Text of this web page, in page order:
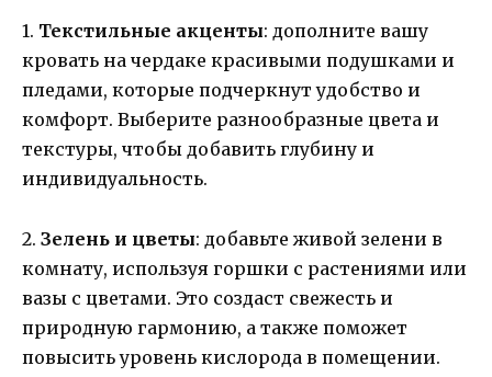
1. Текстильные акценты: дополните вашу
кровать на чердаке красивыми подушками и
пледами, которые подчеркнут удобство и
комфорт. Выберите разнообразные цвета и
текстуры, чтобы добавить глубину и
индивидуальность.
2. Зелень и цветы: добавьте живой зелени в
комнату, используя горшки с растениями или
вазы с цветами. Это создаст свежесть и
природную гармонию, а также поможет
повысить уровень кислорода в помещении.